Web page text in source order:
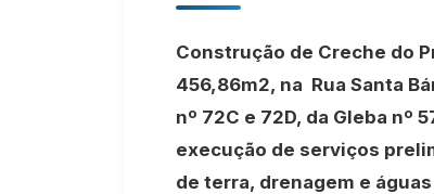
Construção de Creche do
456,86m2, na Rua Santa
nº 72C e 72D, da Gleba nº
execução de serviços
de terra, drenagem e